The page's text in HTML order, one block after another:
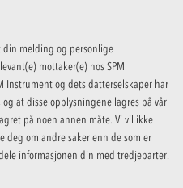
din melding og personlige
mottaker(e) hos SPM
Instrument og dets datterselskaper har
at disse opplysningene lagres på vår
på noen annen måte. Vi vil ikke
om andre saker enn de som er
informasjonen din med tredjeparter.